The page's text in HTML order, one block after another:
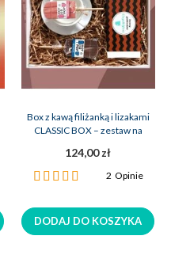
Box z kawą filiżanką i lizakami
CLASSIC BOX – zestaw na
124,00 zł
Ocena:
2 Opinie
DODAJ DO KOSZYKA